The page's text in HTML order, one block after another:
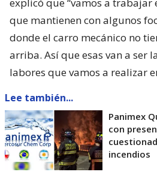
explicó que “vamos a trabajar
que mantienen con algunos
donde el carro mecánico no
arriba. Así que esas van a ser
labores que vamos a realizar
Lee también...
Panimex
con
incendios